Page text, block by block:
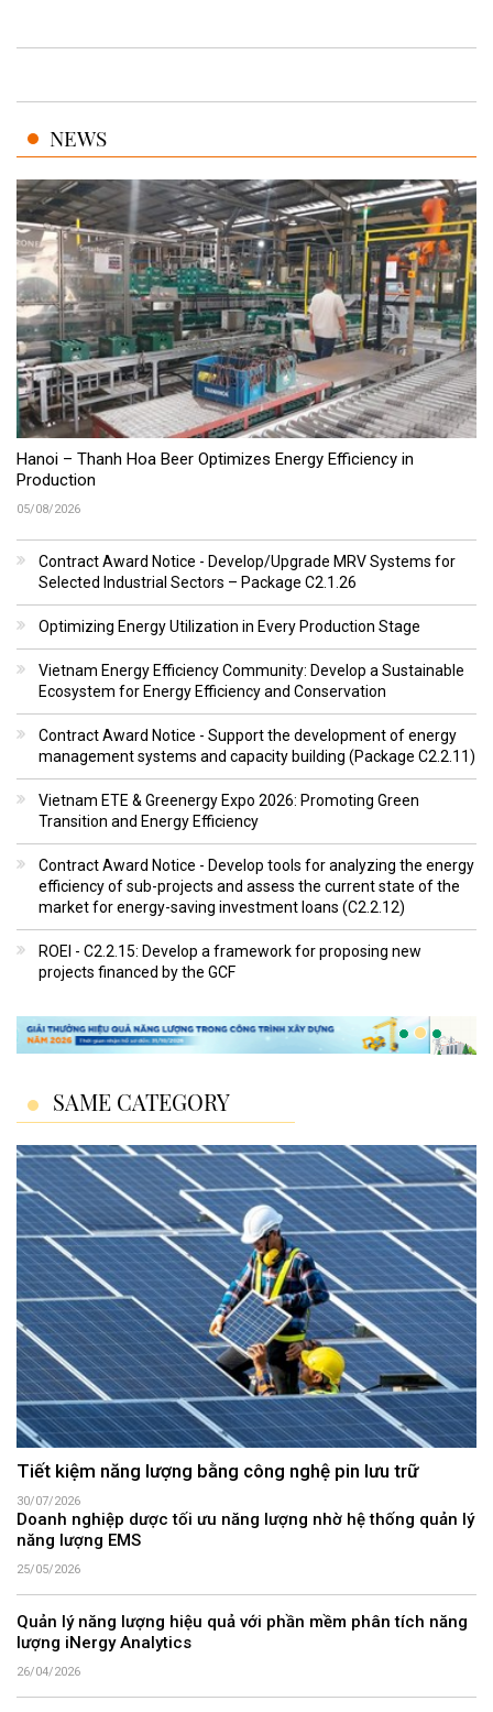
NEWS
Hanoi – Thanh Hoa Beer Optimizes Energy Efficiency in
Production
05/08/2026
Contract Award Notice - Develop/Upgrade MRV Systems for
Selected Industrial Sectors – Package C2.1.26
Optimizing Energy Utilization in Every Production Stage
Vietnam Energy Efficiency Community: Develop a Sustainable
Ecosystem for Energy Efficiency and Conservation
Contract Award Notice - Support the development of energy
management systems and capacity building (Package C2.2.11)
Vietnam ETE & Greenergy Expo 2026: Promoting Green
Transition and Energy Efficiency
Contract Award Notice - Develop tools for analyzing the energy
efficiency of sub-projects and assess the current state of the
market for energy-saving investment loans (C2.2.12)
ROEI - C2.2.15: Develop a framework for proposing new
projects financed by the GCF
SAME CATEGORY
Tiết kiệm năng lượng bằng công nghệ pin lưu trữ
30/07/2026
Doanh nghiệp dược tối ưu năng lượng nhờ hệ thống quản lý
năng lượng EMS
25/05/2026
Quản lý năng lượng hiệu quả với phần mềm phân tích năng
lượng iNergy Analytics
26/04/2026